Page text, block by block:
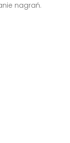
nagrań.